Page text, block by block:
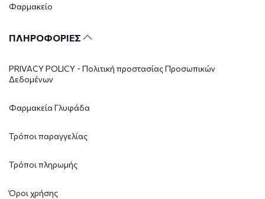
Φαρμακείο
ΠΛΗΡΟΦΟΡΙΕΣ
PRIVACY POLICY - Πολιτική προστασίας Προσωπικών
Δεδομένων
Φαρμακεία Γλυφάδα
Τρόποι παραγγελίας
Τρόποι πληρωμής
Όροι χρήσης